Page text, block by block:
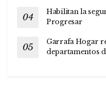
Habilitan la
Progresar
Garrafa Hogar
departamentos